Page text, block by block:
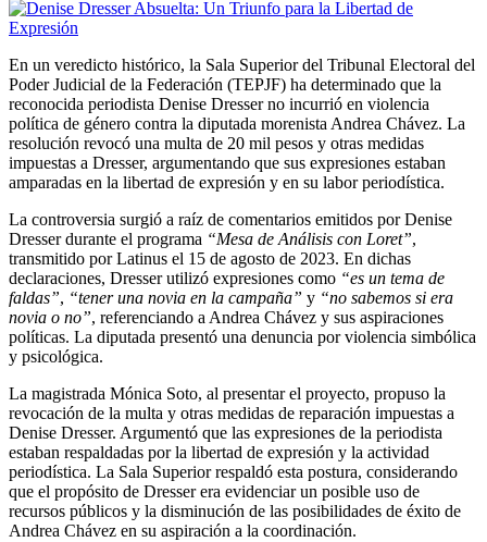
En un veredicto histórico, la Sala Superior del Tribunal Electoral del
Poder Judicial de la Federación (TEPJF) ha determinado que la
reconocida periodista Denise Dresser no incurrió en violencia
política de género contra la diputada morenista Andrea Chávez. La
resolución revocó una multa de 20 mil pesos y otras medidas
impuestas a Dresser, argumentando que sus expresiones estaban
amparadas en la libertad de expresión y en su labor periodística.
La controversia surgió a raíz de comentarios emitidos por Denise
Dresser durante el programa “Mesa de Análisis con Loret”,
transmitido por Latinus el 15 de agosto de 2023. En dichas
declaraciones, Dresser utilizó expresiones como “es un tema de
faldas”, “tener una novia en la campaña” y “no sabemos si era
novia o no”, referenciando a Andrea Chávez y sus aspiraciones
políticas. La diputada presentó una denuncia por violencia simbólica
y psicológica.
La magistrada Mónica Soto, al presentar el proyecto, propuso la
revocación de la multa y otras medidas de reparación impuestas a
Denise Dresser. Argumentó que las expresiones de la periodista
estaban respaldadas por la libertad de expresión y la actividad
periodística. La Sala Superior respaldó esta postura, considerando
que el propósito de Dresser era evidenciar un posible uso de
recursos públicos y la disminución de las posibilidades de éxito de
Andrea Chávez en su aspiración a la coordinación.